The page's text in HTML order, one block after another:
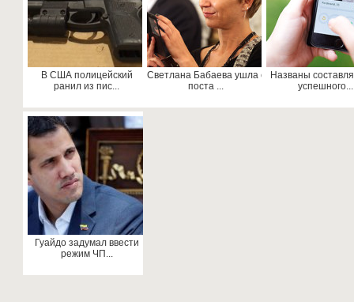
В США полицейский
ранил из пис...
Светлана Бабаева ушла с
поста ...
Названы
успешного...
Гуайдо задумал ввести
режим ЧП...